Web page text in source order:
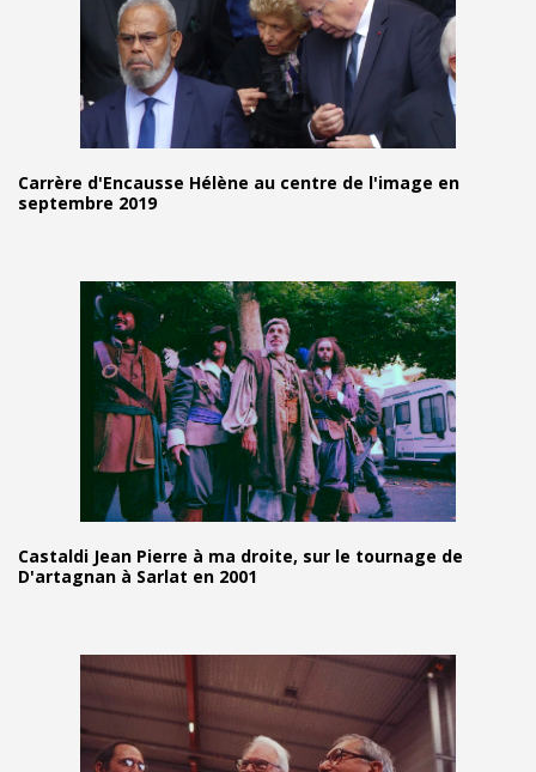
Carrère d'Encausse Hélène au centre de l'image en
septembre 2019
Castaldi Jean Pierre à ma droite, sur le tournage de
D'artagnan à Sarlat en 2001